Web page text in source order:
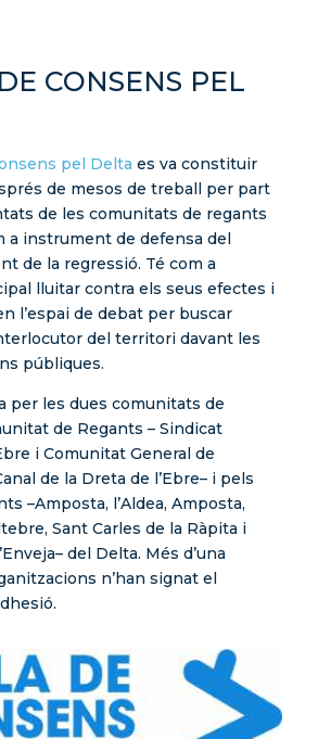
CONSENS PEL
pel Delta es va constituir
de mesos de treball per part
de les comunitats de regants
a instrument de defensa del
de la regressió. Té com a
lluitar contra els seus efectes i
l’espai de debat per buscar
del territori davant les
públiques.
per les dues comunitats de
de Regants – Sindicat
i Comunitat General de
de la Dreta de l’Ebre– i pels
–Amposta, l’Aldea, Amposta,
Sant Carles de la Ràpita i
del Delta. Més d’una
n’han signat el